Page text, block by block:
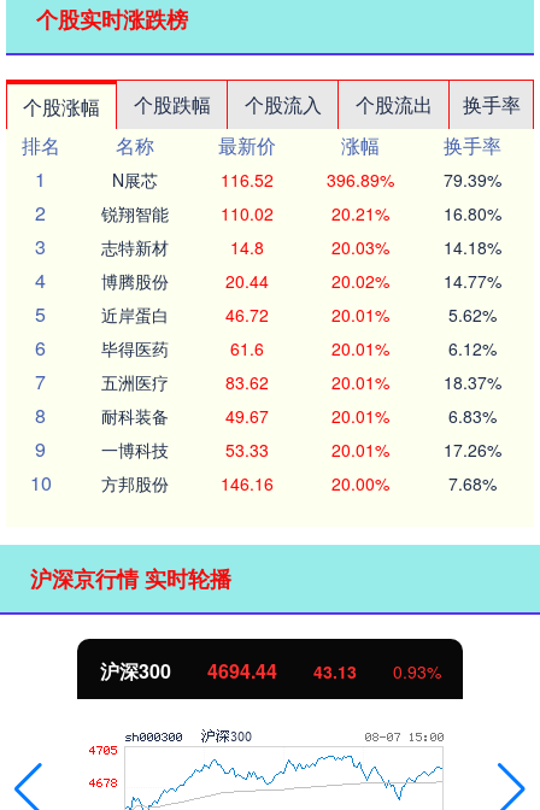
个股实时涨跌榜
个股涨幅 个股跌幅 个股流入 个股流出
换手率
排名
名称 最新价 涨幅
换手率
1
N展芯 116.52 396.89% 79.39%
2 锐翔智能 110.02 20.21% 16.80%
3 志特新材 14.8 20.03% 14.18%
4 博腾股份 20.44 20.02% 14.77%
5 近岸蛋白 46.72 20.01% 5.62%
6 毕得医药 61.6 20.01% 6.12%
7 五洲医疗 83.62 20.01% 18.37%
8 耐科装备 49.67 20.01% 6.83%
9 一博科技 53.33 20.01% 17.26%
10 方邦股份 146.16 20.00% 7.68%
沪深京行情 实时轮播
北证50 1134.24 11.37